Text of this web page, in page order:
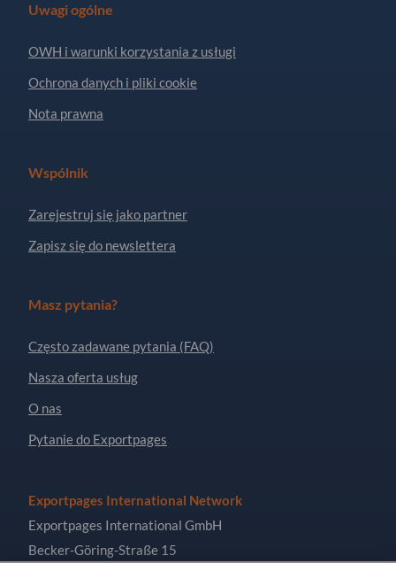
Uwagi ogólne
OWH i warunki korzystania z usługi
Ochrona danych i pliki cookie
Nota prawna
Wspólnik
Zarejestruj się jako partner
Zapisz się do newslettera
Masz pytania?
Często zadawane pytania (FAQ)
Nasza oferta usług
O nas
Pytanie do Exportpages
Exportpages International Network
Exportpages International GmbH
Becker-Göring-Straße 15